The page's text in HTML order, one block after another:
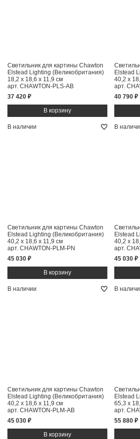
Светильник для картины Chawton
Elstead Lighting (Великобритания)
18,2 x 18,6 x 11,9 см
арт. CHAWTON-PLS-AB
37 420 ₽
Elstead
40,2 x
арт.
40 790 ₽
В наличии
Светильник для картины Chawton
Elstead Lighting (Великобритания)
40,2 x 18,6 x 11,9 см
арт. CHAWTON-PLM-PN
45 030 ₽
В
Elstead
40,2 x
арт.
45 030 ₽
В наличии
Светильник для картины Chawton
Elstead Lighting (Великобритания)
40,2 x 18,6 x 11,9 см
арт. CHAWTON-PLM-AB
45 030 ₽
В
Elstead
65,3 x
арт.
55 880 ₽